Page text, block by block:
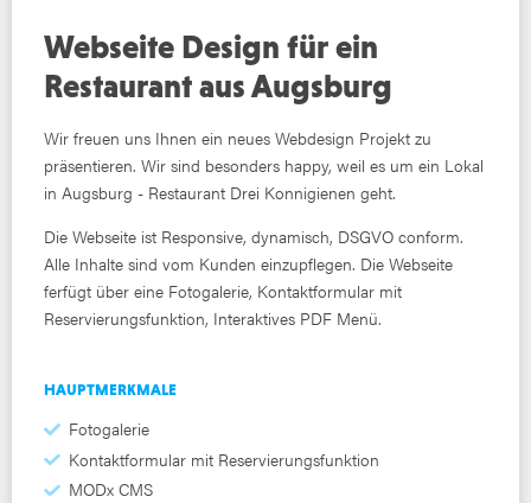
Webseite Design für ein
Restaurant aus Augsburg
Wir freuen uns Ihnen ein neues Webdesign Projekt zu
präsentieren. Wir sind besonders happy, weil es um ein Lokal
in Augsburg - Restaurant Drei Konnigienen geht.
Die Webseite ist Responsive, dynamisch, DSGVO conform.
Alle Inhalte sind vom Kunden einzupflegen. Die Webseite
ferfügt über eine Fotogalerie, Kontaktformular mit
Reservierungsfunktion, Interaktives PDF Menü.
HAUPTMERKMALE
Fotogalerie
Kontaktformular mit Reservierungsfunktion
MODx CMS